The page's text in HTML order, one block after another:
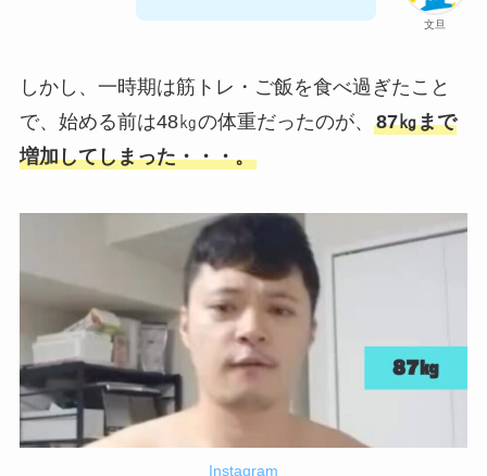
文旦
しかし、一時期は筋トレ・ご飯を食べ過ぎたこと
で、始める前は48㎏の体重だったのが、 87㎏まで
増加してしまった・・・。
Instagram